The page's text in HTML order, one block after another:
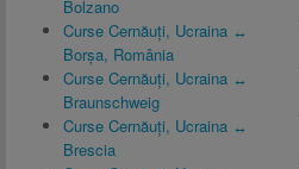
Bolzano
Curse Cernăuți, Ucraina ↔
Borșa, România
Curse Cernăuți, Ucraina ↔
Braunschweig
Curse Cernăuți, Ucraina ↔
Brescia